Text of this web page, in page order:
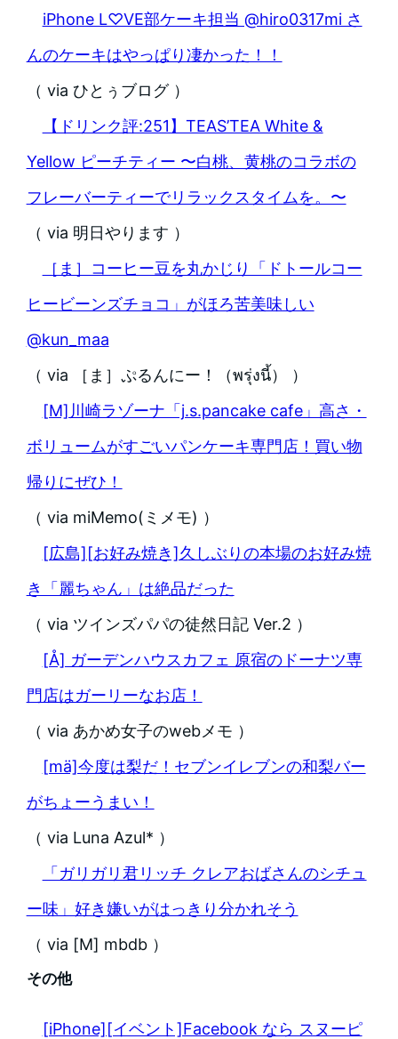
iPhone L♡VE部ケーキ担当 @hiro0317mi さ
んのケーキはやっぱり凄かった！！
（ via ひとぅブログ ）
【ドリンク評:251】TEAS’TEA White &
Yellow ピーチティー 〜白桃、黄桃のコラボの
フレーバーティーでリラックスタイムを。〜
（ via 明日やります ）
［ま］コーヒー豆を丸かじり「ドトールコー
ヒービーンズチョコ」がほろ苦美味しい
@kun_maa
（ via ［ま］ぷるんにー！（พรุ่งนี้） ）
[M]川崎ラゾーナ「j.s.pancake cafe」高さ・
ボリュームがすごいパンケーキ専門店！買い物
帰りにぜひ！
（ via miMemo(ミメモ) ）
[広島][お好み焼き]久しぶりの本場のお好み焼
き「麗ちゃん」は絶品だった
（ via ツインズパパの徒然日記 Ver.2 ）
[Å] ガーデンハウスカフェ 原宿のドーナツ専
門店はガーリーなお店！
（ via あかめ女子のwebメモ ）
[mä]今度は梨だ！セブンイレブンの和梨バー
がちょーうまい！
（ via Luna Azul* ）
「ガリガリ君リッチ クレアおばさんのシチュ
ー味」好き嫌いがはっきり分かれそう
（ via [M] mbdb ）
その他
[iPhone][イベント]Facebook なら スヌーピ